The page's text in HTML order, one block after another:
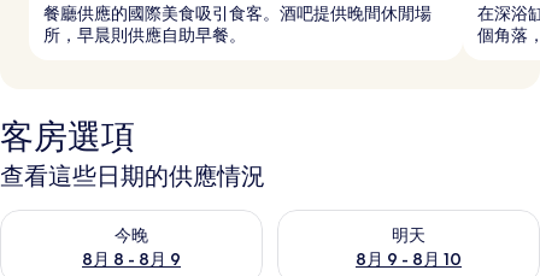
餐廳供應的國際美食吸引食客。酒吧提供晚間休閒場
所，早晨則供應自助早餐。
在深浴
個角落
客房選項
查看這些日期的供應情況
今晚
8月 8 - 8月 9
查看今晚 (8月 8 - 8月 9) 的供應情況
明天
8月 9 - 8月 10
查看明天 (8月 9 - 8月 10) 的供